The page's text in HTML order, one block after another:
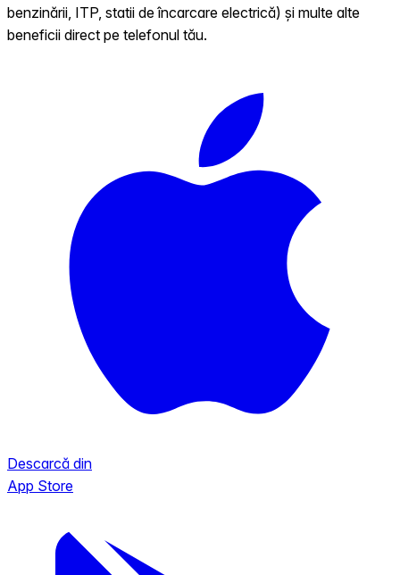
benzinării, ITP, statii de încarcare electrică) și multe alte
beneficii direct pe telefonul tău.
Descarcă din
App Store